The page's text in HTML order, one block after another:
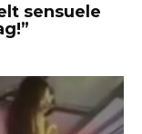
sensuele